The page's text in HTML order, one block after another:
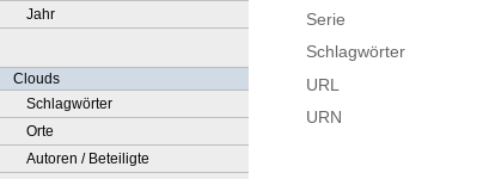
Jahr
Clouds
Schlagwörter
Orte
Autoren / Beteiligte
Serie
Schlagwörter
URL
URN